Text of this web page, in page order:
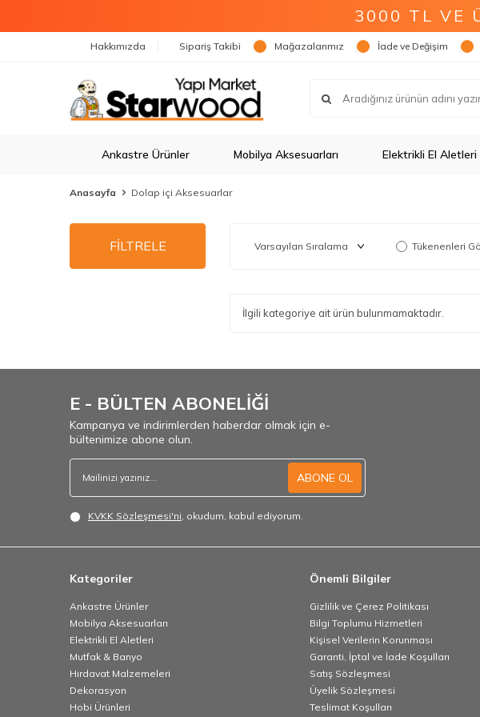
3000 TL VE
Hakkımızda Sipariş Takibi Mağazalarımız İade ve Değişim
Ankastre Ürünler Mobilya Aksesuarları Elektrikli El Aletleri
Anasayfa Dolap içi Aksesuarlar
FİLTRELE Tükenenleri
İlgili kategoriye ait ürün bulunmamaktadır.
E - BÜLTEN ABONELİĞİ
Kampanya ve indirimlerden haberdar olmak için e-
bültenimize abone olun.
ABONE OL
KVKK Sözleşmesi'ni, okudum, kabul ediyorum.
Kategoriler
Ankastre Ürünler
Mobilya Aksesuarları
Elektrikli El Aletleri
Mutfak & Banyo
Hırdavat Malzemeleri
Dekorasyon
Hobi Ürünleri
Önemli Bilgiler
Gizlilik ve Çerez Politikası
Bilgi Toplumu Hizmetleri
Kişisel Verilerin Korunması
Garanti, İptal ve İade Koşulları
Satış Sözleşmesi
Üyelik Sözleşmesi
Teslimat Koşulları